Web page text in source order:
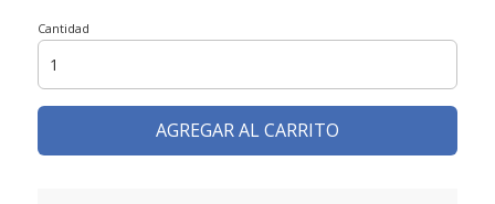
Cantidad
AGREGAR AL CARRITO